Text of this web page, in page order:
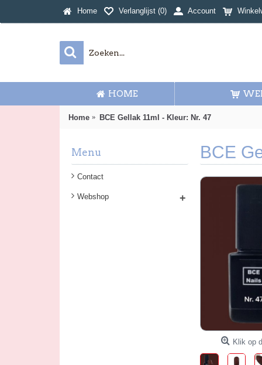
Home Verlanglijst (0) Account
HOME
Home BCE Gellak 11ml - Kleur: Nr. 47
Menu
Contact
Webshop +
BCE
Klik op